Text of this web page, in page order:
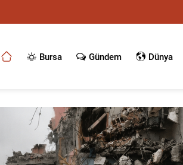
Bursa Gündem Dünya